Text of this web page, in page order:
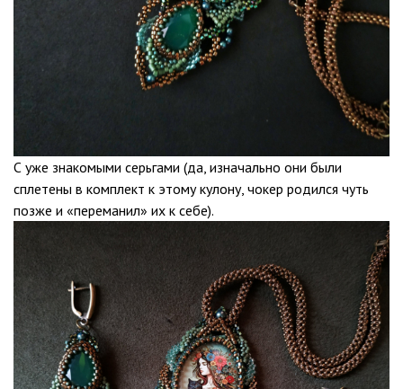
С уже знакомыми серьгами (да, изначально они были
сплетены в комплект к этому кулону, чокер родился чуть
позже и «переманил» их к себе).